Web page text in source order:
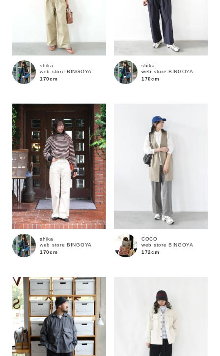
ブランド
shika
web store BINGOYA
170cm
shika
web store BINGOYA
170cm
shika
web store BINGOYA
170cm
COCO
web store BINGOYA
172cm